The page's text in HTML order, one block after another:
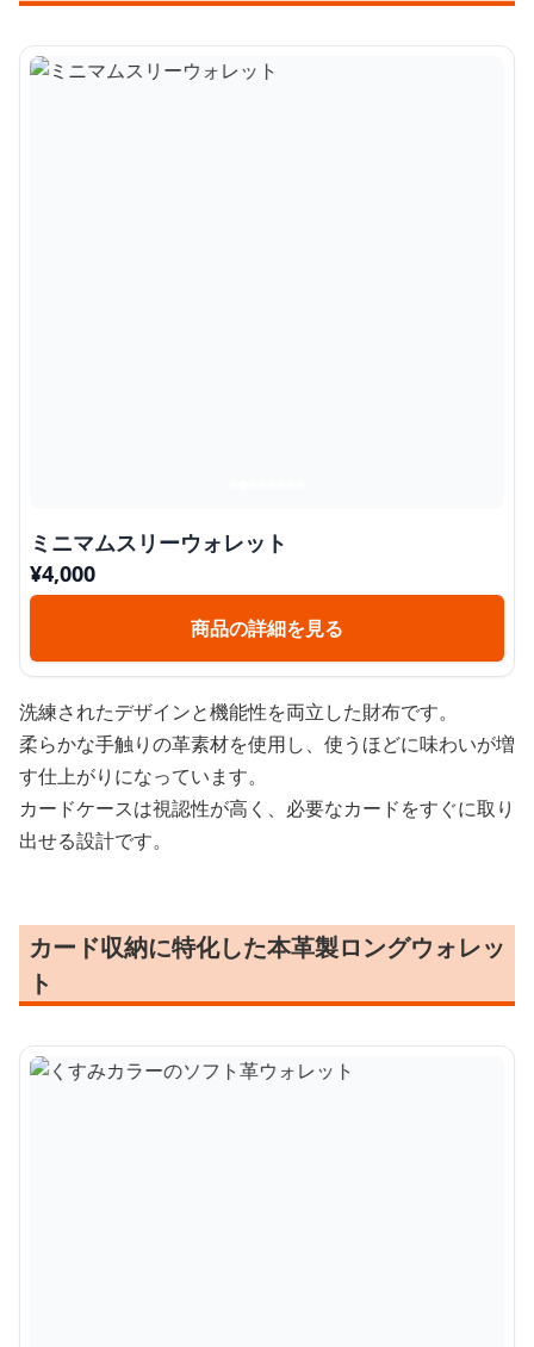
ミニマムスリーウォレット
¥4,000
商品の詳細を見る
洗練されたデザインと機能性を両立した財布です。
柔らかな手触りの革素材を使用し、使うほどに味わいが増
す仕上がりになっています。
カードケースは視認性が高く、必要なカードをすぐに取り
出せる設計です。
カード収納に特化した本革製ロングウォレッ
ト